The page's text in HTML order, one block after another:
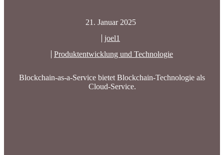
21. Januar 2025
joel1
Produktentwicklung und Technologie
Blockchain-as-a-Service bietet Blockchain-Technologie als
Cloud-Service.